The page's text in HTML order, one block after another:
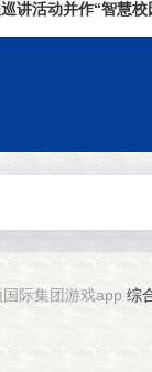
讲活动并作“智慧
际集团游戏app 综